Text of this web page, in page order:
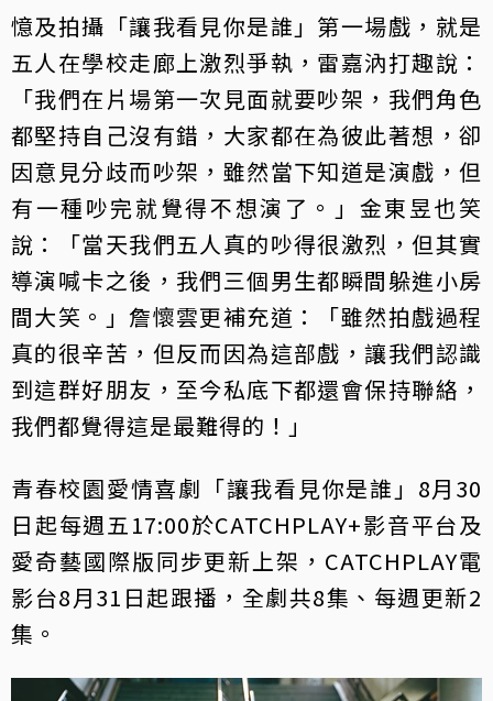
憶及拍攝「讓我看見你是誰」第一場戲，就是
五人在學校走廊上激烈爭執，雷嘉汭打趣說：
「我們在片場第一次見面就要吵架，我們角色
都堅持自己沒有錯，大家都在為彼此著想，卻
因意見分歧而吵架，雖然當下知道是演戲，但
有一種吵完就覺得不想演了。」金東昱也笑
說：「當天我們五人真的吵得很激烈，但其實
導演喊卡之後，我們三個男生都瞬間躲進小房
間大笑。」詹懷雲更補充道：「雖然拍戲過程
真的很辛苦，但反而因為這部戲，讓我們認識
到這群好朋友，至今私底下都還會保持聯絡，
我們都覺得這是最難得的！」
青春校園愛情喜劇「讓我看見你是誰」8月30
日起每週五17:00於CATCHPLAY+影音平台及
愛奇藝國際版同步更新上架，CATCHPLAY電
影台8月31日起跟播，全劇共8集、每週更新2
集。